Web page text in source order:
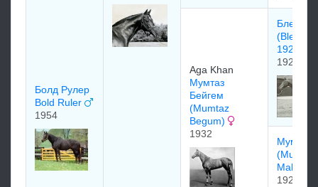
Болд Рулер
Bold Ruler
1954
Aga Khan
Mумтаз
Бeйгeм
(Mumtaz
Begum)
1932
1927)
1927
Мумтаз
(Mumtaz
Mahal)
1921